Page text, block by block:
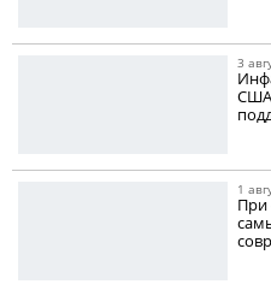
3
США
1
При